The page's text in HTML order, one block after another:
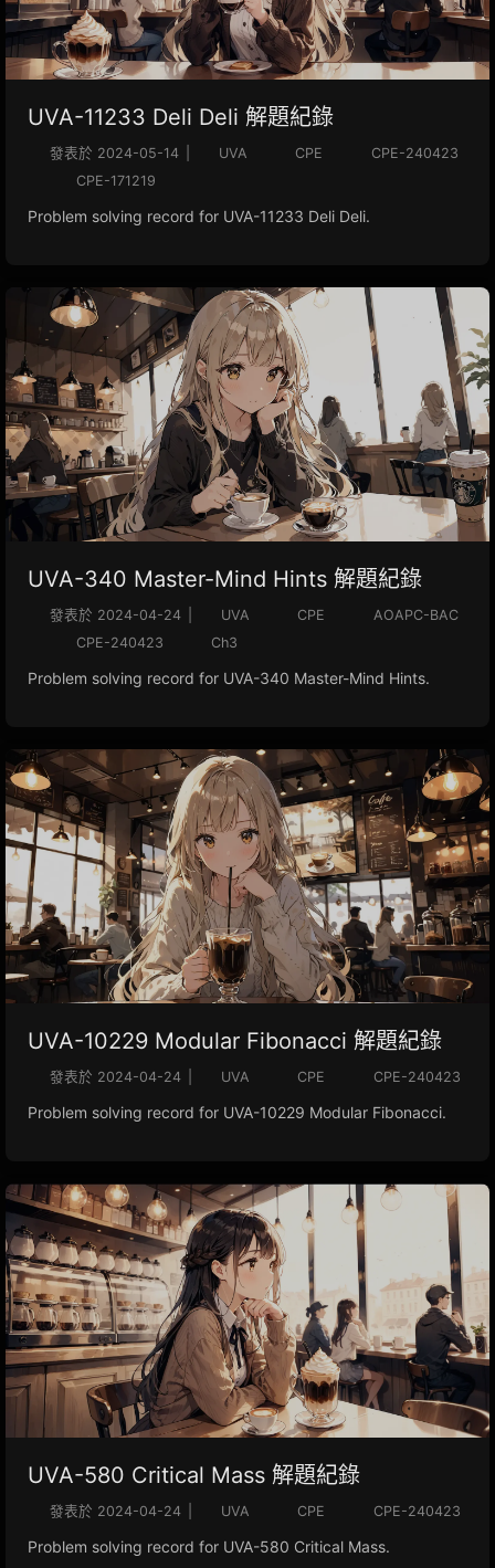
UVA-11233 Deli Deli 解題紀錄
發表於 2024-05-14 UVA CPE
CPE-240423
CPE-171219
Problem solving record for UVA-11233 Deli Deli.
UVA-340 Master-Mind Hints 解題紀錄
發表於 2024-04-24 UVA CPE
AOAPC-BAC
CPE-240423
Ch3
Problem solving record for UVA-340 Master-Mind Hints.
UVA-10229 Modular Fibonacci 解題紀錄
發表於 2024-04-24 UVA CPE CPE-240423
Problem solving record for UVA-10229 Modular Fibonacci.
UVA-580 Critical Mass 解題紀錄
發表於 2024-04-24 UVA CPE CPE-240423
Problem solving record for UVA-580 Critical Mass.